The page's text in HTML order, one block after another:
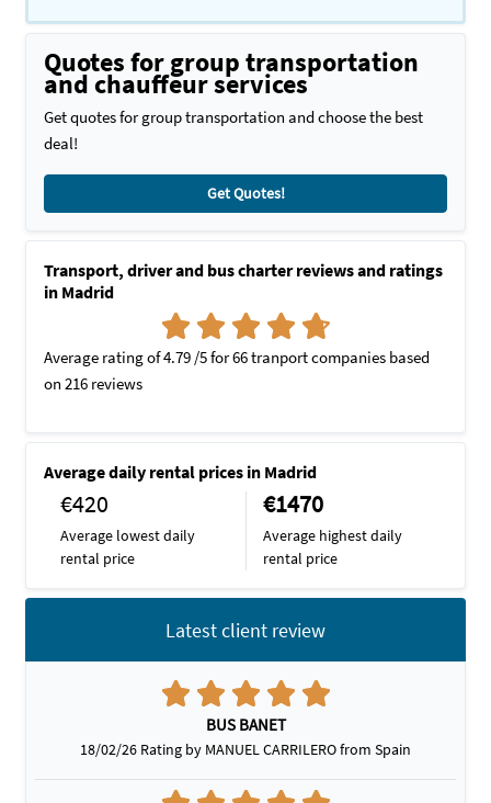
Quotes for group transportation
and chauffeur services
Get quotes for group transportation and choose the best
deal!
Get Quotes!
Transport, driver and bus charter reviews and ratings
in Madrid
Average rating of 4.79 /5 for 66 tranport companies based
on 216 reviews
Average daily rental prices in Madrid
€420
Average lowest daily
rental price
€1470
Average highest daily
rental price
Latest client review
BUS BANET
18/02/26 Rating by MANUEL CARRILERO from Spain